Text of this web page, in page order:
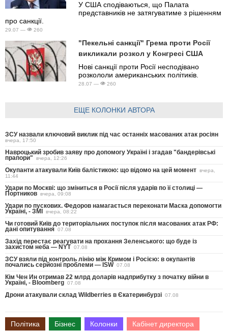
У США сподіваються, що Палата
представників не затягуватиме з рішенням
про санкції.
29.07 — 260
"Пекельні санкції" Грема проти Росії
викликали розкол у Конгресі США
Нові санкції проти Росії несподівано
розкололи американських політиків.
28.07 — 260
ЕЩЕ КОЛОНКИ АВТОРА
ЗСУ назвали ключовий виклик під час останніх масованих атак росіян
вчера, 17:50
Навроцький зробив заяву про допомогу Україні і згадав "бандерівські
прапори" вчера, 12:26
Окупанти атакували Київ балістикою: що відомо на цей момент вчера,
11:44
Удари по Москві: що зміниться в Росії після ударів по її столиці —
Портников вчера, 09:08
Удари по пускових. Федоров намагається переконати Маска допомогти
Україні, - ЗМІ вчера, 08:22
Чи готовий Київ до територіальних поступок після масованих атак РФ:
дані опитування 07.08
Захід перестає реагувати на прохання Зеленського: що буде із
захистом неба — NYT 07.08
ЗСУ взяли під контроль лінію між Кримом і Росією: в окупантів
почались серйозні проблеми — ISW 07.08
Кім Чен Ин отримав 22 млрд доларів надприбутку з початку війни в
Україні, - Bloomberg 07.08
Дрони атакували склад Wildberries в Єкатеринбурзі 07.08
Політика Бізнес Колонки Кабінет директора